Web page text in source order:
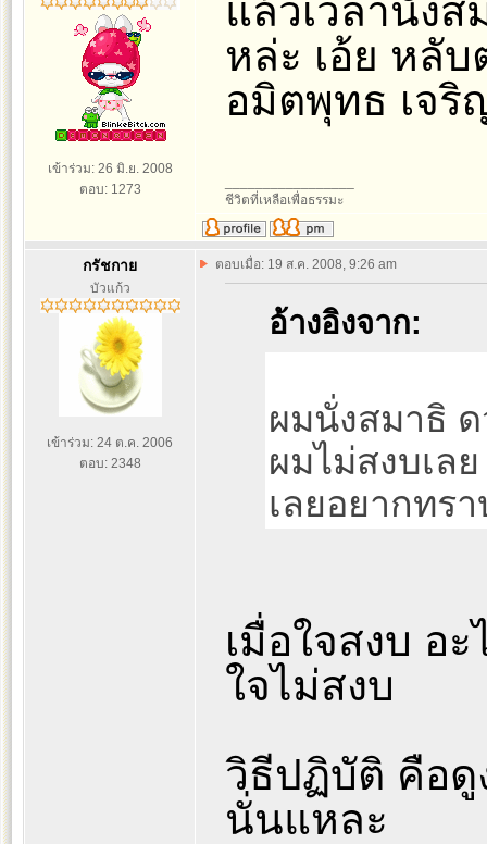
เข้าร่วม: 26 มิ.ย. 2008
ตอบ: 1273
แล้วเวลานั่ง
หล่ะ เอ้ย หลับ
อมิตพุทธ เจ
ชีวิตที่เหลือเพื่อธรรมะ
กรัชกาย
บัวแก้ว
เข้าร่วม: 24 ต.ค. 2006
ตอบ: 2348
ตอบเมื่อ: 19 ส.ค. 2008, 9:26 am
อ้างอิงจาก:
ผมนั่งสมาธิ
ผมไม่สงบเลย
เลยอยากทร
เมื่อใจสงบ อ
ใจไม่สงบ
วิธีปฏิบัติ คือดู
นั่นแหละ